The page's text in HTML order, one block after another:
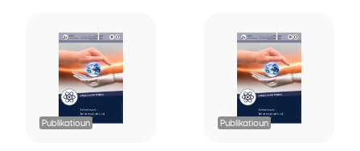
Publikatioun Publikatioun